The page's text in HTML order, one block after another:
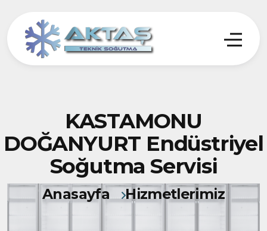
KASTAMONU
DOĞANYURT Endüstriyel
Soğutma Servisi
Anasayfa Hizmetlerimiz